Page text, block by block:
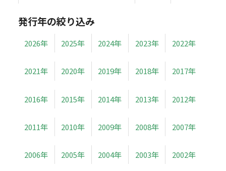
発行年の絞り込み
2026年 2025年 2024年 2023年 2022年
2021年 2020年 2019年 2018年 2017年
2016年 2015年 2014年 2013年 2012年
2011年 2010年 2009年 2008年 2007年
2006年 2005年 2004年 2003年 2002年